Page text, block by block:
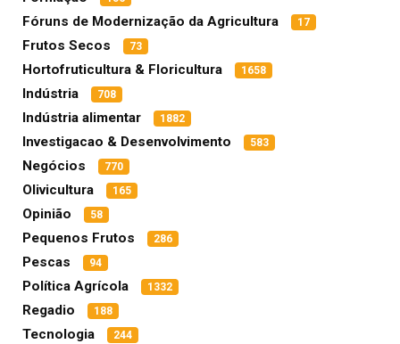
Fóruns de Modernização da Agricultura 17
Frutos Secos 73
Hortofruticultura & Floricultura 1658
Indústria 708
Indústria alimentar 1882
Investigacao & Desenvolvimento 583
Negócios 770
Olivicultura 165
Opinião 58
Pequenos Frutos 286
Pescas 94
Política Agrícola 1332
Regadio 188
Tecnologia 244